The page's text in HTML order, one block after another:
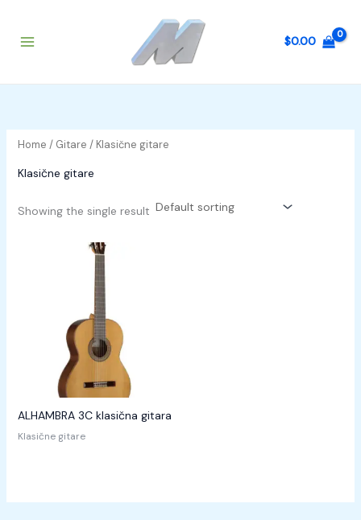
content
$0.00
Home / Gitare / Klasične gitare
Klasične gitare
Showing the single result
ALHAMBRA 3C klasična gitara
Klasične gitare